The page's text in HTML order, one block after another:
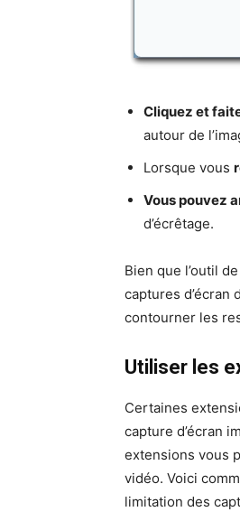
Cliquez et
autour de
Lorsque vous
Vous pouvez
d’écrêtage.
Bien que l’outil
captures
contourner les
Utiliser les
Certaines
capture d’écran
extensions vous
vidéo. Voici
limitation des